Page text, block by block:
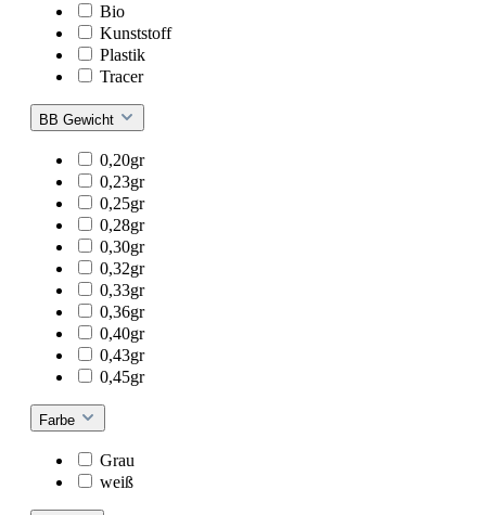
Bio
Kunststoff
Plastik
Tracer
BB Gewicht
0,20gr
0,23gr
0,25gr
0,28gr
0,30gr
0,32gr
0,33gr
0,36gr
0,40gr
0,43gr
0,45gr
Farbe
Grau
weiß